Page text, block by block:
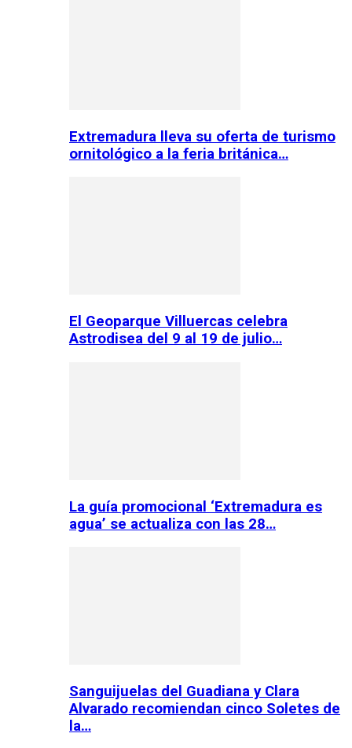
Extremadura lleva su oferta de turismo
ornitológico a la feria británica…
El Geoparque Villuercas celebra
Astrodisea del 9 al 19 de julio…
La guía promocional ‘Extremadura es
agua’ se actualiza con las 28…
Sanguijuelas del Guadiana y Clara
Alvarado recomiendan cinco Soletes de
la…